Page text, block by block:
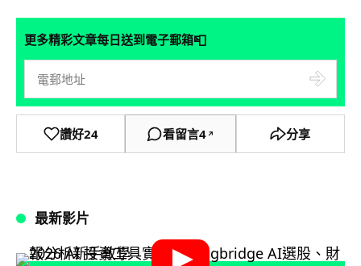
更多精彩文章每日送到電子郵箱📮
讚好24 看留言4 ↗ 分享
最新影片